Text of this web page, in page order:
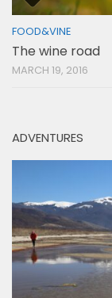
FOOD&VINE
The wine road
MARCH 19, 2016
ADVENTURES